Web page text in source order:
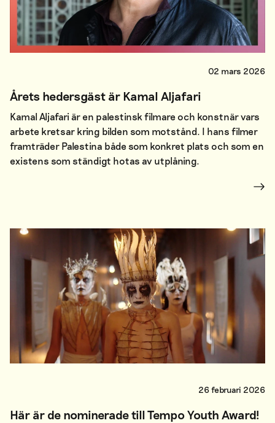
02 mars 2026
Årets hedersgäst är Kamal Aljafari
Kamal Aljafari är en palestinsk filmare och konstnär vars
arbete kretsar kring bilden som motstånd. I hans filmer
framträder Palestina både som konkret plats och som en
existens som ständigt hotas av utplåning.
26 februari 2026
Här är de nominerade till Tempo Youth Award!